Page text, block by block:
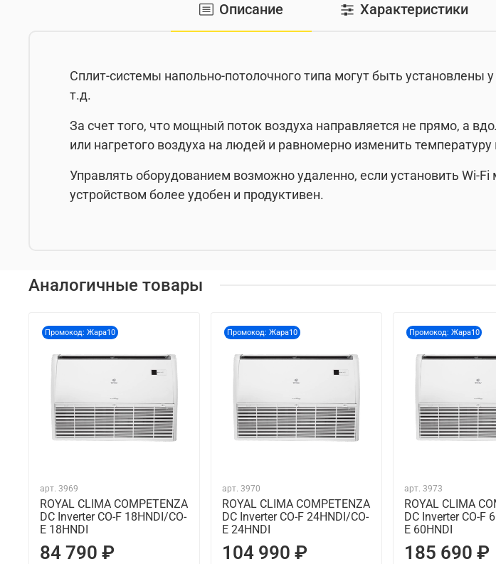
Описание Характеристики
Сплит-системы напольно-потолочного типа могут быть установлены
т.д.
За счет того, что мощный поток воздуха направляется не прямо, а
или нагретого воздуха на людей и равномерно изменить
Управлять оборудованием возможно удаленно, если установить Wi-
устройством более удобен и продуктивен.
Аналогичные товары
Промокод: Жара10
арт.3969
ROYAL CLIMA COMPETENZA
DC Inverter CO-F 18HNDI/CO-
E 18HNDI
84 790 ₽
Промокод: Жара10
арт. 3970
ROYAL CLIMA COMPETENZA
DC Inverter CO-F 24HNDI/CO-
E 24HNDI
104 990 ₽
Промокод: Жара10
арт. 3973
ROYAL CLIMA
DC Inverter CO-F
E 60HNDI
185 690 ₽